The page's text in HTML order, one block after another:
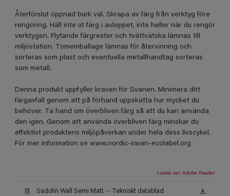
Återförslut öppnad burk väl. Skrapa av färg från verktyg före
rengöring. Häll inte ut färg i avloppet, inte heller när du rengör
verktygen. Flytande färgrester och tvättvätska lämnas till
miljöstation. Tomemballage lämnas för återvinning och
sorteras som plast och eventuella metallhandtag sorteras
som metall.
Denna produkt uppfyller kraven för Svanen. Minimera ditt
färgavfall genom att på förhand uppskatta hur mycket du
behöver. Ta hand om överbliven färg så att du kan använda
den igen. Genom att använda överbliven färg minskar du
effektivt produktens miljöpåverkan under hela dess livscykel.
För mer information se www.nordic-swan-ecolabel.org
Ladda ner Adobe Reader
Sadolin Wall Semi Matt -- Tekniskt datablad